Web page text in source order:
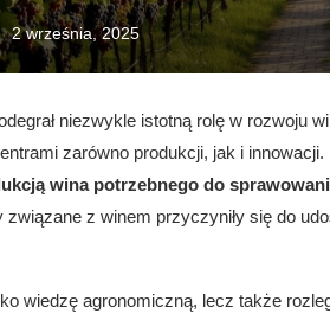
2 września, 2025
niezwykle istotną rolę w rozwoju
zarówno produkcji, jak i innowacji.
wina potrzebnego do
związane z winem przyczyniły się do
wiedzę agronomiczną, lecz także